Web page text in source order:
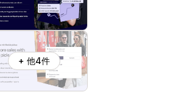
+ 他4件